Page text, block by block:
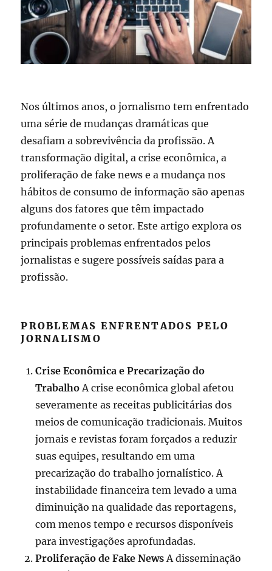
Nos últimos anos, o jornalismo tem enfrentado
uma série de mudanças dramáticas que
desafiam a sobrevivência da profissão. A
transformação digital, a crise econômica, a
proliferação de fake news e a mudança nos
hábitos de consumo de informação são apenas
alguns dos fatores que têm impactado
profundamente o setor. Este artigo explora os
principais problemas enfrentados pelos
jornalistas e sugere possíveis saídas para a
profissão.
PROBLEMAS ENFRENTADOS PELO
JORNALISMO
Crise Econômica e Precarização do
TrabalhoA crise econômica global afetou
severamente as receitas publicitárias dos
meios de comunicação tradicionais. Muitos
jornais e revistas foram forçados a reduzir
suas equipes, resultando em uma
precarização do trabalho jornalístico. A
instabilidade financeira tem levado a uma
diminuição na qualidade das reportagens,
com menos tempo e recursos disponíveis
para investigações aprofundadas.
Proliferação de Fake NewsA disseminação